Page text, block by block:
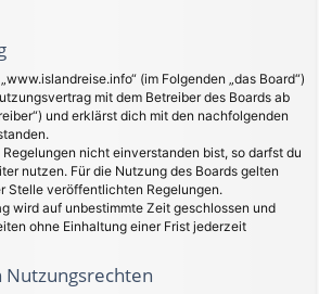
(im Folgenden „das Board“)
mit dem Betreiber des Boards ab
und erklärst dich mit den nachfolgenden
Regelungen nicht einverstanden bist, so darfst du
nutzen. Für die Nutzung des Boards gelten
Stelle veröffentlichten Regelungen.
wird auf unbestimmte Zeit geschlossen und
ohne Einhaltung einer Frist jederzeit
Nutzungsrechten